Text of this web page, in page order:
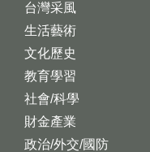
台灣采風
生活藝術
文化歷史
教育學習
社會/科學
財金產業
政治/外交/國防